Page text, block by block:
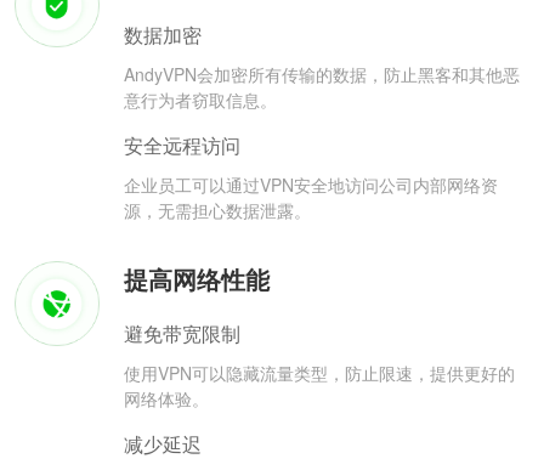
数据加密
AndyVPN会加密所有传输的数据，防止黑客和其他恶
意行为者窃取信息。
安全远程访问
企业员工可以通过VPN安全地访问公司内部网络资
源，无需担心数据泄露。
提高网络性能
避免带宽限制
使用VPN可以隐藏流量类型，防止限速，提供更好的
网络体验。
减少延迟